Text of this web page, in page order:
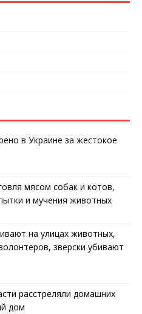
в Украине за жестокое
мясом собак и котов,
и мучения животных
на улицах животных,
зверски убивают
расстреляли домашних
дом